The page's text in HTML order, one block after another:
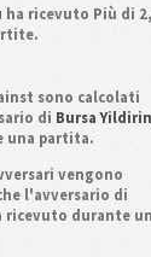
ha ricevuto Più di
sono calcolati
di Bursa
una partita.
vengono
l'avversario di
ricevuto durante